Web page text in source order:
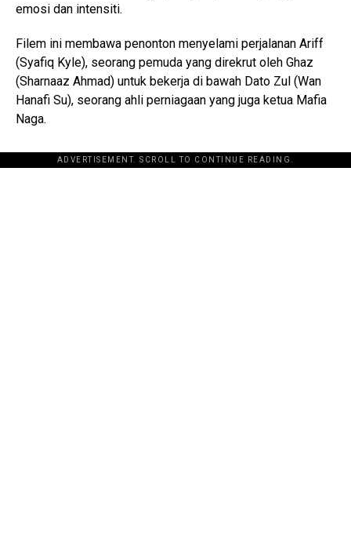
emosi dan intensiti.
Filem ini membawa penonton menyelami perjalanan Ariff
(Syafiq Kyle), seorang pemuda yang direkrut oleh Ghaz
(Sharnaaz Ahmad) untuk bekerja di bawah Dato Zul (Wan
Hanafi Su), seorang ahli perniagaan yang juga ketua Mafia
Naga.
ADVERTISEMENT. SCROLL TO CONTINUE READING.